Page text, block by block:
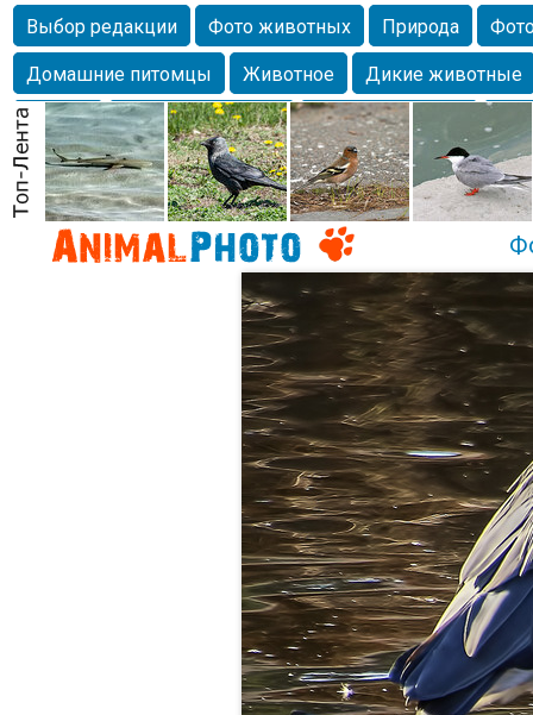
Выбор редакции Фото животных Природа
Домашние питомцы
Животное
Дикие животные
Собаки
Alexanderandronik Млекопитающие
Морда
Собачка Осень Портрет
Домашние
Насекомое
Коты Lebert Дикие птицы Утка